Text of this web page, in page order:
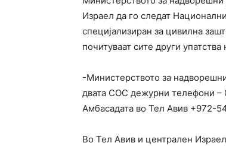
Израел да го следат
специјализиран за цивилна
почитуваат сите други
-Министерството за
двата СОС дежурни телефони
Амбасадата во Тел Авив +972-
Во Тел Авив и централен